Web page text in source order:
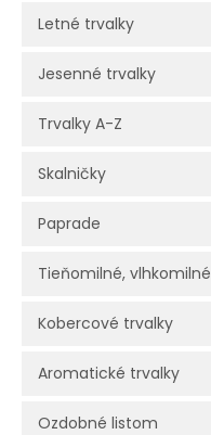
Letné trvalky
Jesenné trvalky
Trvalky A-Z
Skalničky
Paprade
Tieňomilné, vlhkomilné
Kobercové trvalky
Aromatické trvalky
Ozdobné listom